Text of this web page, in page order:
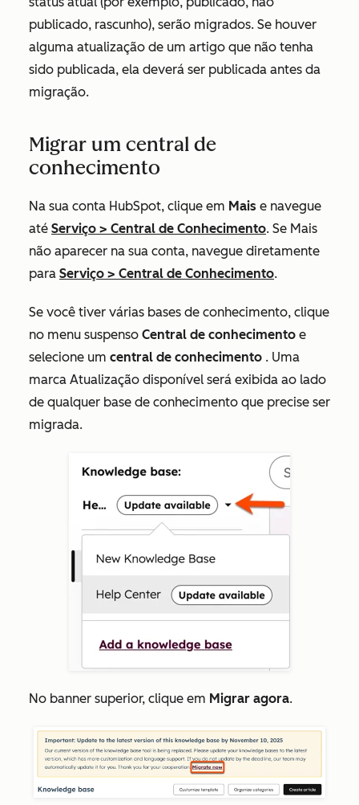
publicado, rascunho), serão migrados. Se houver
alguma atualização de um artigo que não tenha
sido publicada, ela deverá ser publicada antes da
migração.
Migrar um central de
conhecimento
Na sua conta HubSpot, clique em Mais e navegue
até Serviço > Central de Conhecimento. Se Mais
não aparecer na sua conta, navegue diretamente
para Serviço > Central de Conhecimento.
Se você tiver várias bases de conhecimento, clique
no menu suspenso Central de conhecimento e
selecione um central de conhecimento . Uma
marca Atualização disponível será exibida ao lado
de qualquer base de conhecimento que precise ser
migrada.
No banner superior, clique em Migrar agora.